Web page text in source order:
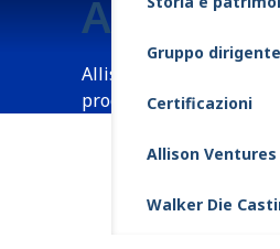
Gruppo dirigente
Certificazioni
Allison Ventures
Walker Die
Allison
Allison Ventures nasce
prodotti e servizi nel